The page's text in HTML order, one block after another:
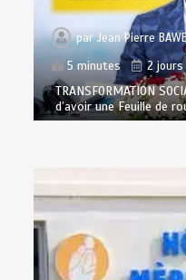
parJean Pierre
5 minutes
2 jours
TRANSFORMATION
d’avoir une Feuille de